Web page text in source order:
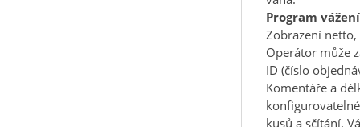
Program vážení
Zobrazení
Operátor může
ID (číslo
Komentáře a
kusů a sčítání.